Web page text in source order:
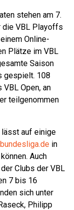
stehen am 7.
die VBL Playoffs
Online-
Plätze im VBL
Saison
gespielt. 108
Open, an
teilgenommen
auf einige
in
Auch
Clubs der VBL
7 bis 16
sich unter
Philipp